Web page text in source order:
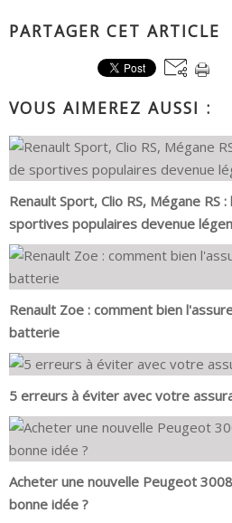
PARTAGER CET ARTICLE
VOUS AIMEREZ AUSSI :
Renault Sport, Clio RS, Mégane RS
sportives populaires devenue
Renault Zoe : comment bien
batterie
5 erreurs à éviter avec votre
Acheter une nouvelle Peugeot
bonne idée ?